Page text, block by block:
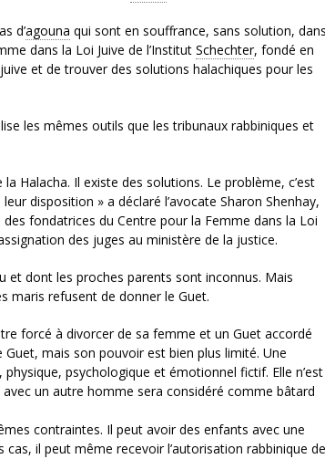
d’agouna qui sont en souffrance, sans solution, dans
dans la Loi Juive de l’Institut Schechter, fondé en
et de trouver des solutions halachiques pour les
les mêmes outils que les tribunaux rabbiniques et
Halacha. Il existe des solutions. Le problème, c’est
disposition » a déclaré l’avocate Sharon Shenhay,
fondatrices du Centre pour la Femme dans la Loi
des juges au ministère de la justice.
et dont les proches parents sont inconnus. Mais
maris refusent de donner le Guet.
forcé à divorcer de sa femme et un Guet accordé
mais son pouvoir est bien plus limité. Une
psychologique et émotionnel fictif. Elle n’est
un autre homme sera considéré comme bâtard
contraintes. Il peut avoir des enfants avec une
il peut même recevoir l’autorisation rabbinique de